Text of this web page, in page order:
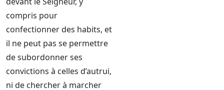
compris pour
confectionner des habits, et
il ne peut pas se permettre
de subordonner ses
convictions à celles d’autrui,
ni de chercher à marcher